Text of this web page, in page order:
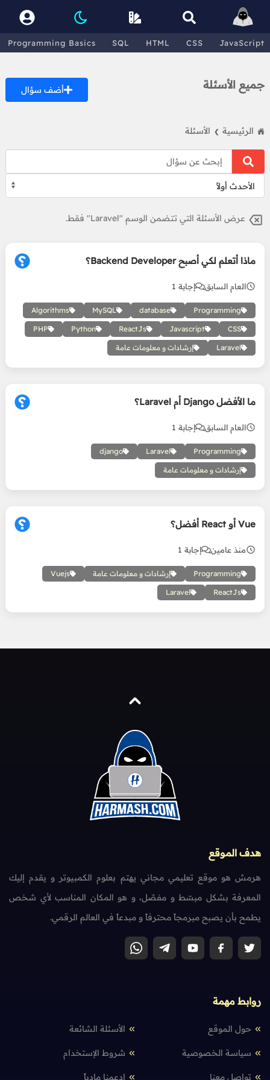
Programming Basics SQL HTML CSS JavaScript
جميع الأسئلة أضف سؤال
الرئيسية ❯ الأسئلة
عرض الأسئلة التي تتضمن الوسم "Laravel" فقط.
ماذا أتعلم لكي أصبح Backend Developer؟
العام السابق إجابة 1
Programming
database
MySQL
Algorithms
CSS
Javascript
ReactJs
Python
PHP
Laravel إرشادات و معلومات عامة
ما الأفضل Django أم Laravel؟
العام السابق إجابة 1
Programming
Laravel
django
إرشادات و معلومات عامة
Vue أو React أفضل؟
منذ عامين إجابة 1
Programming إرشادات و معلومات عامة Vuejs
ReactJs
Laravel
هدف الموقع
هرمش هو موقع تعليمي مجاني يهتم بعلوم الكمبيوتر و يقدم إليك
المعرفة بشكل مبسّط و مفصّل، و هو المكان المناسب لأي شخص
يطمح بأن يصبح مبرمجاً محترفاً و مبدعاً في العالم الرقمي.
روابط مهمة
حول الموقع الأسئلة الشائعة
سياسة الخصوصية شروط الإستخدام
تواصل معنا إدعمنا مادياً